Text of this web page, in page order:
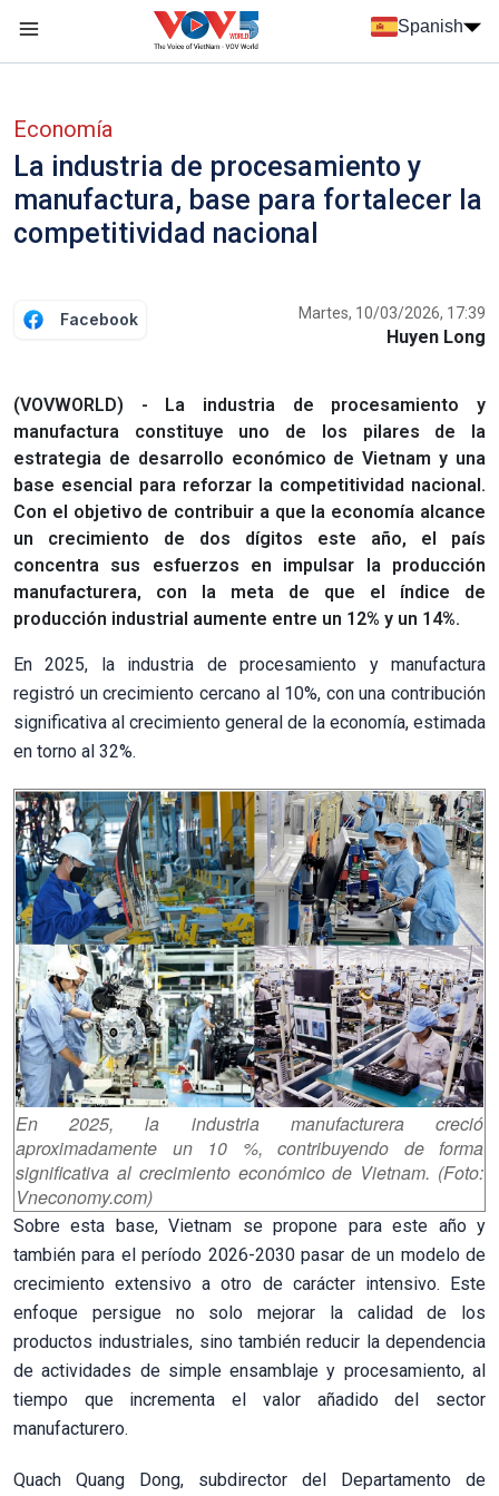
Spanish
Economía
La industria de procesamiento y
manufactura, base para fortalecer la
competitividad nacional
Facebook Martes, 10/03/2026, 17:39
Huyen Long
(VOVWORLD) - La industria de procesamiento y
manufactura constituye uno de los pilares de la
estrategia de desarrollo económico de Vietnam y una
base esencial para reforzar la competitividad nacional.
Con el objetivo de contribuir a que la economía alcance
un crecimiento de dos dígitos este año, el país
concentra sus esfuerzos en impulsar la producción
manufacturera, con la meta de que el índice de
producción industrial aumente entre un 12% y un 14%.
En 2025, la industria de procesamiento y manufactura
registró un crecimiento cercano al 10%, con una contribución
significativa al crecimiento general de la economía, estimada
en torno al 32%.
En 2025, la industria manufacturera creció
aproximadamente un 10 %, contribuyendo de forma
significativa al crecimiento económico de Vietnam. (Foto:
Vneconomy.com)
Sobre esta base, Vietnam se propone para este año y
también para el período 2026-2030 pasar de un modelo de
crecimiento extensivo a otro de carácter intensivo. Este
enfoque persigue no solo mejorar la calidad de los
productos industriales, sino también reducir la dependencia
de actividades de simple ensamblaje y procesamiento, al
tiempo que incrementa el valor añadido del sector
manufacturero.
Quach Quang Dong, subdirector del Departamento de